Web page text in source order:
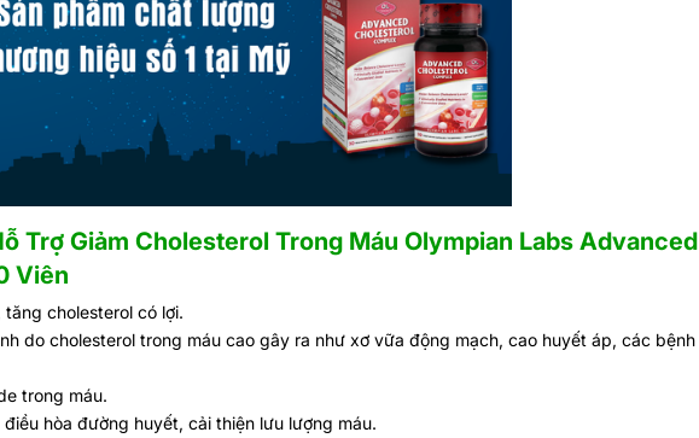
Trợ Giảm Cholesterol Trong Máu Olympian Labs Advanced
Viên
cholesterol có lợi.
do cholesterol trong máu cao gây ra như xơ vữa động mạch, cao huyết áp, các bệnh
trong máu.
hòa đường huyết, cải thiện lưu lượng máu.